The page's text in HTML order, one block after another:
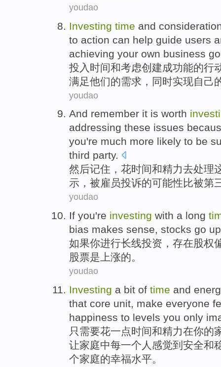
youdao
Investing time and
to action can help guide users
achieving your own business
投入 时间和考虑创建成功能的行
满足他们的需求 ， 同时实现自己
youdao
And remember it is worth
addressing these issues
you're much more likely to be
third party.
然后记住 ，花时间和精力去处理
示 ， 被雇员投诉的可能性比被第
youdao
If you're investing with a long
bias makes sense, stocks go
如果你进行长线投资 ， 存在股权
股票是上涨的。
youdao
Investing a bit of time and
that core unit, make everyone
happiness to levels you only
只需要花一点时间和精力在你的
让家庭中每一个 人 感觉到 安全和
个家庭的幸福水平。